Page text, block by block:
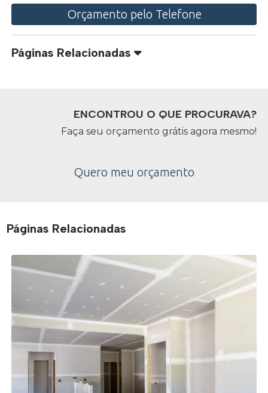
Orçamento pelo Telefone
Páginas Relacionadas
ENCONTROU O QUE PROCURAVA?
Faça seu orçamento grátis agora mesmo!
Quero meu orçamento
Páginas Relacionadas